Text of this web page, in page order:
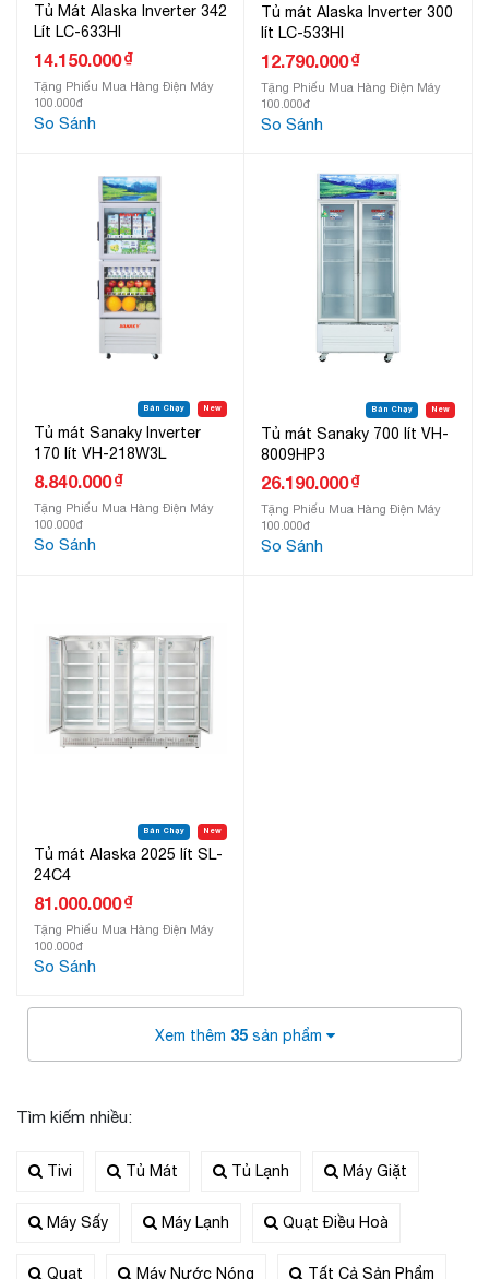
Tủ Mát Alaska Inverter 342
Lít LC-633HI
14.150.000₫
Tặng Phiếu Mua Hàng Điện Máy
100.000đ
So Sánh
Tủ mát Alaska Inverter 300
lít LC-533HI
12.790.000₫
Tặng Phiếu Mua Hàng Điện Máy
100.000đ
So Sánh
Bán Chạy New
Tủ mát Sanaky Inverter
170 lít VH-218W3L
8.840.000₫
Tặng Phiếu Mua Hàng Điện Máy
100.000đ
So Sánh
Bán Chạy New
Tủ mát Sanaky 700 lít VH-
8009HP3
26.190.000₫
Tặng Phiếu Mua Hàng Điện Máy
100.000đ
So Sánh
Bán Chạy New
Tủ mát Alaska 2025 lít SL-
24C4
81.000.000₫
Tặng Phiếu Mua Hàng Điện Máy
100.000đ
So Sánh
Xem thêm 35sản phẩm
Tìm kiếm nhiều:
Tivi Tủ Mát Tủ Lạnh Máy Giặt
Máy Sấy Máy Lạnh Quạt Điều Hoà
Quạt Máy Nước Nóng Tất Cả Sản Phẩm